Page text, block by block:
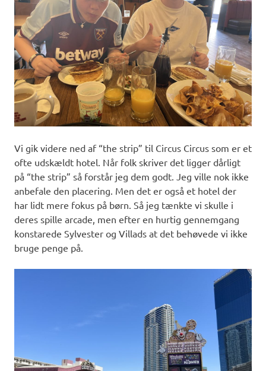
Vi gik videre ned af “the strip” til Circus Circus som er et
ofte udskældt hotel. Når folk skriver det ligger dårligt
på “the strip” så forstår jeg dem godt. Jeg ville nok ikke
anbefale den placering. Men det er også et hotel der
har lidt mere fokus på børn. Så jeg tænkte vi skulle i
deres spille arcade, men efter en hurtig gennemgang
konstarede Sylvester og Villads at det behøvede vi ikke
bruge penge på.